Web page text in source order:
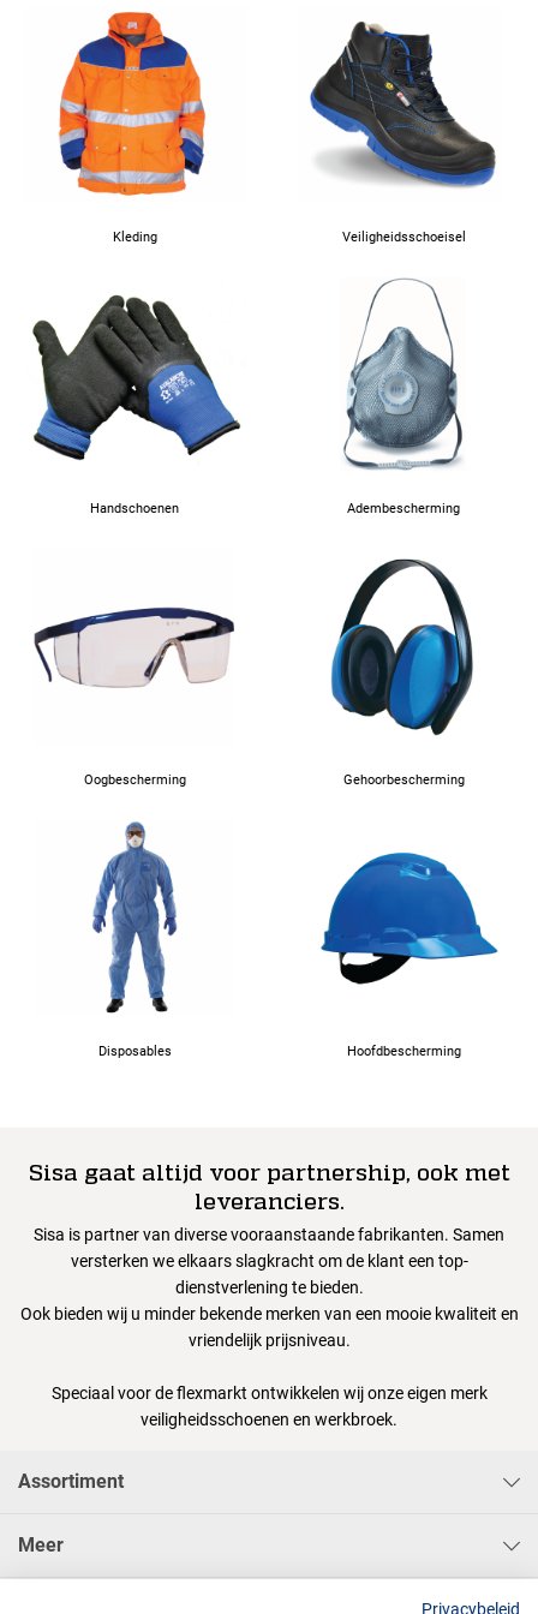
Kleding Veiligheidsschoeisel
Handschoenen Adembescherming
Oogbescherming Gehoorbescherming
Disposables Hoofdbescherming
Sisa gaat altijd voor partnership, ook met
leveranciers.
Sisa is partner van diverse vooraanstaande fabrikanten. Samen
versterken we elkaars slagkracht om de klant een top-
dienstverlening te bieden.
Ook bieden wij u minder bekende merken van een mooie kwaliteit en
vriendelijk prijsniveau.
Speciaal voor de flexmarkt ontwikkelen wij onze eigen merk
veiligheidsschoenen en werkbroek.
Assortiment
Meer
Privacybeleid